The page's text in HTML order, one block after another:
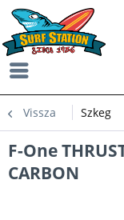
Vissza Szkeg
F-One
CARBON